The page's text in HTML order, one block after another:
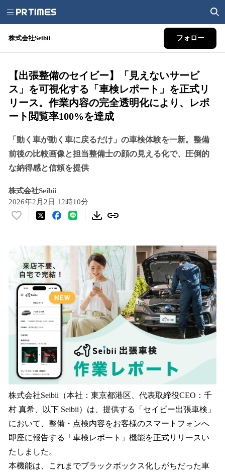
株式会社Seibii フォロー
【出張整備のセイビー】「見えないサービ
ス」を可視化する「車検レポート」を正式リ
リース。作業内容の完全透明化により、レポ
ート閲覧率100%を達成
「動く車が動く車に戻るだけ」の車検体験を一新。整備
前後の比較画像と担当整備士の顔の見える化で、圧倒的
な納得感と信頼を提供
株式会社Seibii
2026年2月2日 12時10分
い
！
数
を
読
み
込
み
中
で
す
株式会社Seibii（本社：東京都港区、代表取締役CEO：千
村 真希、以下 Seibii）は、提供する「セイビー出張車検」
において、整備・点検内容をお客様のスマートフォンへ
即座に報告する「車検レポート」機能を正式リリースい
たしました。
本機能は、これまでブラックボックス化しがちだった車